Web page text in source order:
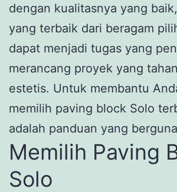
dengan kualitasnya yang
yang terbaik dari beragam
dapat menjadi tugas yang
merancang proyek yang
estetis. Untuk membantu
memilih paving block Solo
adalah panduan yang
Memilih Paving
Solo